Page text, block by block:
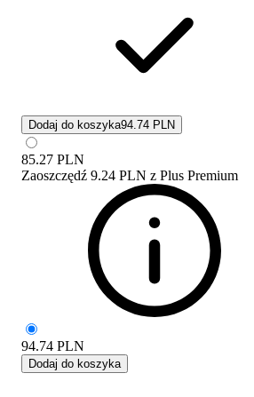
Dodaj do koszyka94.74 PLN
85.27 PLN
Zaoszczędź 9.24 PLN z Plus Premium
94.74 PLN
Dodaj do koszyka